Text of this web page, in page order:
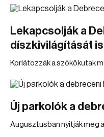
Lekapcsolják a
díszkivilágítását is
Korlátozzák a szökőkutak
Új parkolók a
Augusztusban nyitják meg